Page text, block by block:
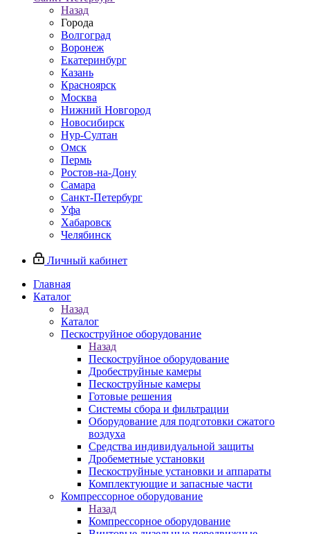
Назад
Города
Волгоград
Воронеж
Екатеринбург
Казань
Красноярск
Москва
Нижний Новгород
Новосибирск
Нур-Султан
Омск
Пермь
Ростов-на-Дону
Самара
Санкт-Петербург
Уфа
Хабаровск
Челябинск
Личный кабинет
Главная
Каталог
Назад
Каталог
Пескоструйное оборудование
Назад
Пескоструйное оборудование
Дробеструйные камеры
Пескоструйные камеры
Готовые решения
Системы сбора и фильтрации
Оборудование для подготовки сжатого
воздуха
Средства индивидуальной защиты
Дробеметные установки
Пескоструйные установки и аппараты
Комплектующие и запасные части
Компрессорное оборудование
Назад
Компрессорное оборудование